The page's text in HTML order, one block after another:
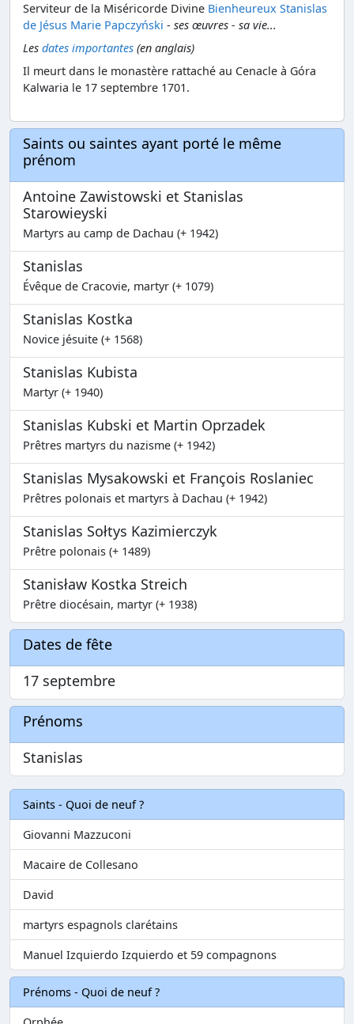
Serviteur de la Miséricorde Divine Bienheureux Stanislas
de Jésus Marie Papczyński - ses œuvres - sa vie...
Les dates importantes (en anglais)
Il meurt dans le monastère rattaché au Cenacle à Góra
Kalwaria le 17 septembre 1701.
Saints ou saintes ayant porté le même
prénom
Antoine Zawistowski et Stanislas
Starowieyski
Martyrs au camp de Dachau (+ 1942)
Stanislas
Évêque de Cracovie, martyr (+ 1079)
Stanislas Kostka
Novice jésuite (+ 1568)
Stanislas Kubista
Martyr (+ 1940)
Stanislas Kubski et Martin Oprzadek
Prêtres martyrs du nazisme (+ 1942)
Stanislas Mysakowski et François Roslaniec
Prêtres polonais et martyrs à Dachau (+ 1942)
Stanislas Sołtys Kazimierczyk
Prêtre polonais (+ 1489)
Stanisław Kostka Streich
Prêtre diocésain, martyr (+ 1938)
Dates de fête
17 septembre
Prénoms
Stanislas
Saints - Quoi de neuf ?
Giovanni Mazzuconi
Macaire de Collesano
David
martyrs espagnols clarétains
Manuel Izquierdo Izquierdo et 59 compagnons
Prénoms - Quoi de neuf ?